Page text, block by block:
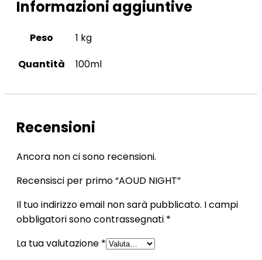
Informazioni aggiuntive
Peso
1 kg
Quantità
100ml
Recensioni
Ancora non ci sono recensioni.
Recensisci per primo “AOUD NIGHT”
Il tuo indirizzo email non sarà pubblicato. I campi
obbligatori sono contrassegnati *
La tua valutazione *